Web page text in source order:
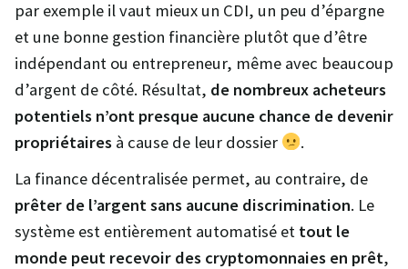
par exemple il vaut mieux un CDI, un peu d’épargne
et une bonne gestion financière plutôt que d’être
indépendant ou entrepreneur, même avec beaucoup
d’argent de côté. Résultat, de nombreux acheteurs
potentiels n’ont presque aucune chance de devenir
propriétaires à cause de leur dossier
.
La finance décentralisée permet, au contraire, de
prêter de l’argent sans aucune discrimination. Le
système est entièrement automatisé et tout le
monde peut recevoir des cryptomonnaies en prêt,